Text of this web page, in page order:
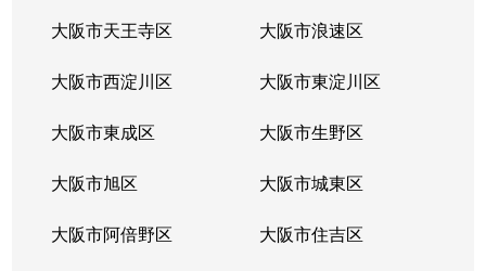
大阪市天王寺区 大阪市浪速区
大阪市西淀川区 大阪市東淀川区
大阪市東成区 大阪市生野区
大阪市旭区 大阪市城東区
大阪市阿倍野区 大阪市住吉区